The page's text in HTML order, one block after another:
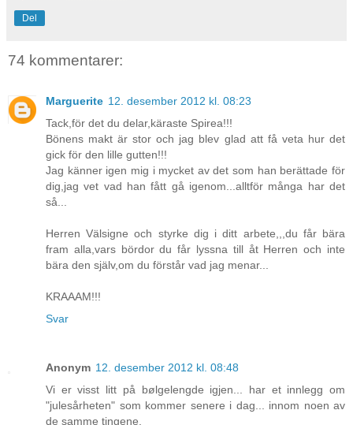
Del
74 kommentarer:
Marguerite 12. desember 2012 kl. 08:23
Tack,för det du delar,käraste Spirea!!!
Bönens makt är stor och jag blev glad att få veta hur det
gick för den lille gutten!!!
Jag känner igen mig i mycket av det som han berättade för
dig,jag vet vad han fått gå igenom...alltför många har det
så...
Herren Välsigne och styrke dig i ditt arbete,,,du får bära
fram alla,vars bördor du får lyssna till åt Herren och inte
bära den själv,om du förstår vad jag menar...
KRAAAM!!!
Svar
Anonym 12. desember 2012 kl. 08:48
Vi er visst litt på bølgelengde igjen... har et innlegg om
"julesårheten" som kommer senere i dag... innom noen av
de samme tingene.